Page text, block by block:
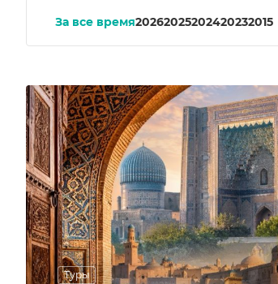
За все время20262025202420232015
Туры